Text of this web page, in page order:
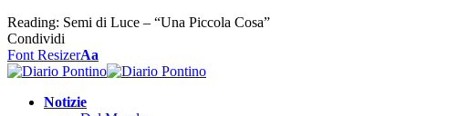
Reading: Semi di Luce – “Una Piccola Cosa”
Condividi
Font ResizerAa
Notizie